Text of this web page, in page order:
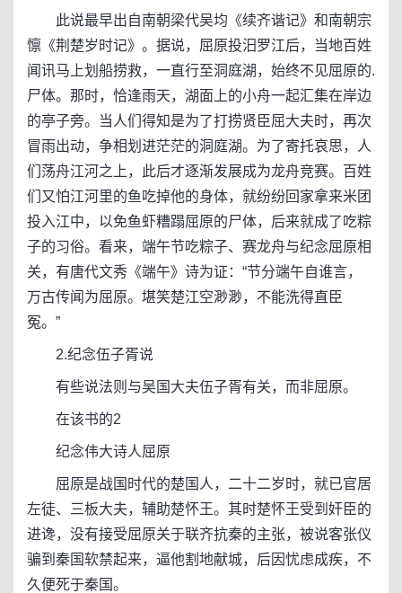
此说最早出自南朝梁代吴均《续齐谐记》和南朝宗
懔《荆楚岁时记》。据说，屈原投汨罗江后，当地百姓
闻讯马上划船捞救，一直行至洞庭湖，始终不见屈原的.
尸体。那时，恰逢雨天，湖面上的小舟一起汇集在岸边
的亭子旁。当人们得知是为了打捞贤臣屈大夫时，再次
冒雨出动，争相划进茫茫的洞庭湖。为了寄托哀思，人
们荡舟江河之上，此后才逐渐发展成为龙舟竞赛。百姓
们又怕江河里的鱼吃掉他的身体，就纷纷回家拿来米团
投入江中，以免鱼虾糟蹋屈原的尸体，后来就成了吃粽
子的习俗。看来，端午节吃粽子、赛龙舟与纪念屈原相
关，有唐代文秀《端午》诗为证：“节分端午自谁言，
万古传闻为屈原。堪笑楚江空渺渺，不能洗得直臣
冤。”
2.纪念伍子胥说
有些说法则与吴国大夫伍子胥有关，而非屈原。
在该书的2
纪念伟大诗人屈原
屈原是战国时代的楚国人，二十二岁时，就已官居
左徒、三板大夫，辅助楚怀王。其时楚怀王受到奸臣的
进谗，没有接受屈原关于联齐抗秦的主张，被说客张仪
骗到秦国软禁起来，逼他割地献城，后因忧虑成疾，不
久便死于秦国。